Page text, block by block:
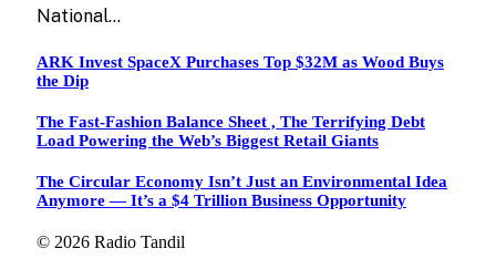
National…
ARK Invest SpaceX Purchases Top $32M as Wood Buys
the Dip
The Fast-Fashion Balance Sheet , The Terrifying Debt
Load Powering the Web’s Biggest Retail Giants
The Circular Economy Isn’t Just an Environmental Idea
Anymore — It’s a $4 Trillion Business Opportunity
© 2026 Radio Tandil